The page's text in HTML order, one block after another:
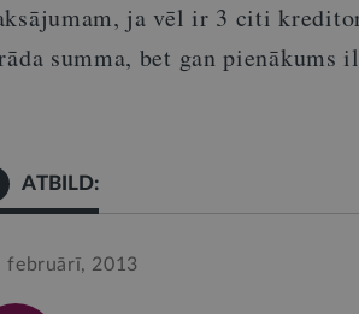
ja vēl ir 3 citi
summa, bet gan pienākums
ATBILD:
februārī, 2013